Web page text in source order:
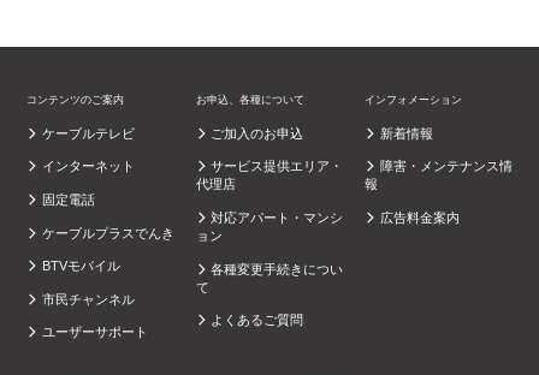
コンテンツのご案内
ケーブルテレビ
インターネット
固定電話
ケーブルプラスでんき
BTVモバイル
市民チャンネル
ユーザーサポート
お申込、各種について
ご加入のお申込
サービス提供エリア・
代理店
対応アパート・マンシ
ョン
各種変更手続きについ
て
よくあるご質問
インフォメーション
新着情報
障害・メンテナンス情
報
広告料金案内